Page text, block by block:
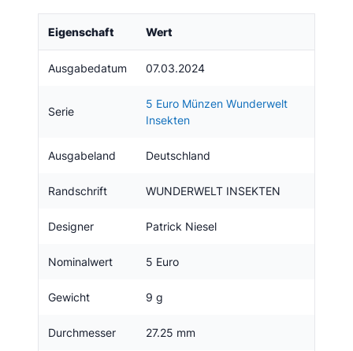
Eigenschaft Wert
Ausgabedatum 07.03.2024
Serie
5 Euro Münzen Wunderwelt
Insekten
Ausgabeland Deutschland
Randschrift WUNDERWELT INSEKTEN
Designer Patrick Niesel
Nominalwert 5 Euro
Gewicht 9 g
Durchmesser 27.25 mm